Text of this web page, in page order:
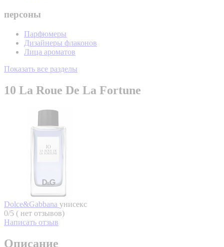
персоны
Парфюмеры
Дизайнеры флаконов
Лица ароматов
Показать все разделы
10 La Roue De La Fortune
Dolce&Gabbana унисекс
0/5 ( нет отзывов)
Написать отзыв
Описание